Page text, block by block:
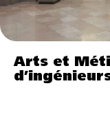
Arts et